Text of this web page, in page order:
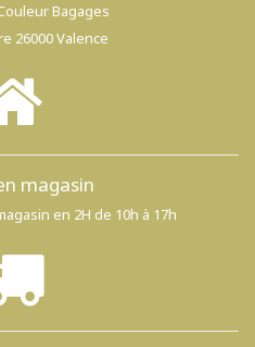
Bagages
26000 Valence
magasin
en 2H de 10h à 17h